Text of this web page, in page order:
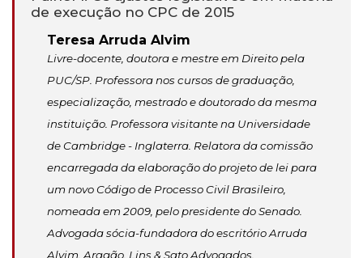
de execução no CPC de 2015
Teresa Arruda Alvim
Livre-docente, doutora e mestre em Direito pela
PUC/SP. Professora nos cursos de graduação,
especialização, mestrado e doutorado da mesma
instituição. Professora visitante na Universidade
de Cambridge - Inglaterra. Relatora da comissão
encarregada da elaboração do projeto de lei para
um novo Código de Processo Civil Brasileiro,
nomeada em 2009, pelo presidente do Senado.
Advogada sócia-fundadora do escritório Arruda
Alvim, Aragão, Lins & Sato Advogados.